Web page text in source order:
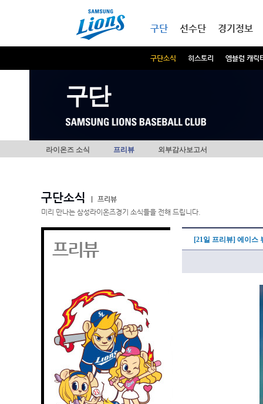
구단
구단소식 히스토리 엠블럼 캐릭
선수단 경기정보
구단
라이온즈 소식 프리뷰 외부감사보고서
구단소식
프리뷰
미리 만나는 삼성라이온즈경기 소식들을 전해 드립니다.
프리뷰 [21일 프리뷰] 에이스